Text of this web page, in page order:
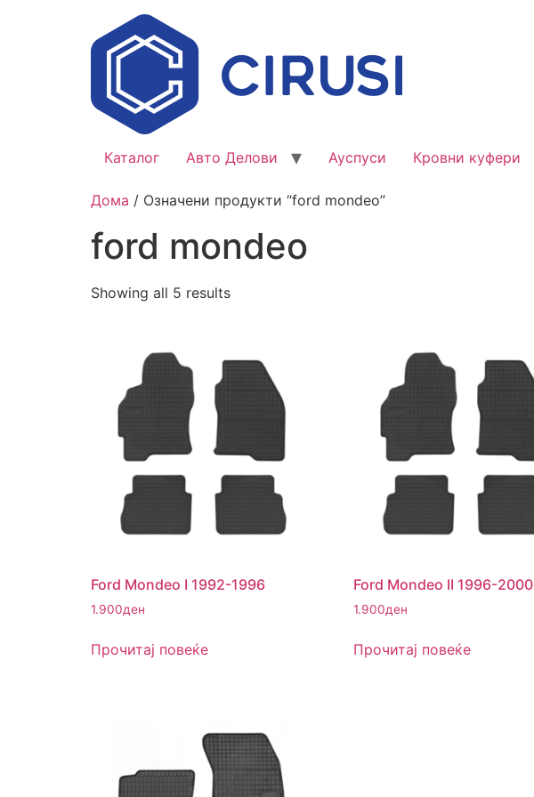
Каталог Авто Делови Ауспуси Кровни куфери
Дома / Означени продукти “ford mondeo”
ford mondeo
Showing all 5 results
Ford Mondeo I 1992-1996
1.900ден
Прочитај повеќе
Ford Mondeo II 1996-2000
1.900ден
Прочитај повеќе